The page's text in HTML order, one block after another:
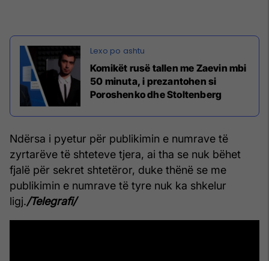
Komikët rusë tallen me Zaevin mbi
50 minuta, i prezantohen si
Poroshenko dhe Stoltenberg
Ndërsa i pyetur për publikimin e numrave të
zyrtarëve të shteteve tjera, ai tha se nuk bëhet
fjalë për sekret shtetëror, duke thënë se me
publikimin e numrave të tyre nuk ka shkelur
ligj./Telegrafi/